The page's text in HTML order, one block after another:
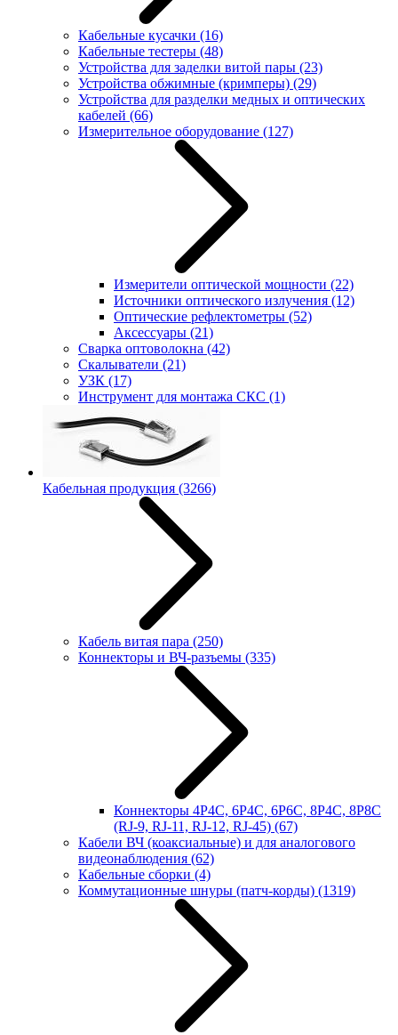
Кабельные кусачки (16)
Кабельные тестеры (48)
Устройства для заделки витой пары (23)
Устройства обжимные (кримперы) (29)
Устройства для разделки медных и оптических
кабелей (66)
Измерительное оборудование (127)
Измерители оптической мощности (22)
Источники оптического излучения (12)
Оптические рефлектометры (52)
Аксессуары (21)
Сварка оптоволокна (42)
Скалыватели (21)
УЗК (17)
Инструмент для монтажа СКС (1)
Кабельная продукция (3266)
Кабель витая пара (250)
Коннекторы и ВЧ-разъемы (335)
Коннекторы 4P4C, 6P4C, 6P6C, 8P4C, 8P8C
(RJ-9, RJ-11, RJ-12, RJ-45) (67)
Кабели ВЧ (коаксиальные) и для аналогового
видеонаблюдения (62)
Кабельные сборки (4)
Коммутационные шнуры (патч-корды) (1319)